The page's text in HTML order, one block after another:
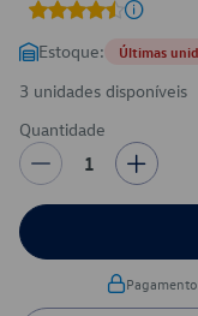
Estoque: Últimas
3 unidades disponíveis
Quantidade
1